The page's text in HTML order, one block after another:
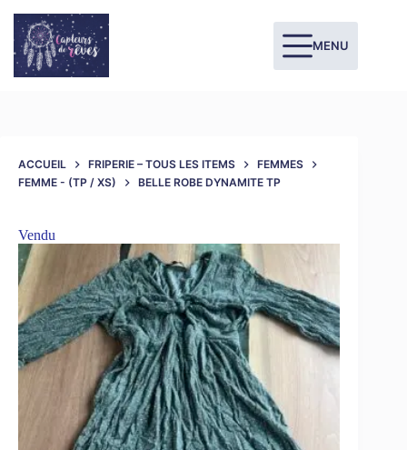
MENU
ACCUEIL FRIPERIE – TOUS LES ITEMS
FEMMES
FEMME - (TP / XS)
BELLE ROBE DYNAMITE TP
Vendu